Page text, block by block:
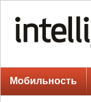
Мобильность